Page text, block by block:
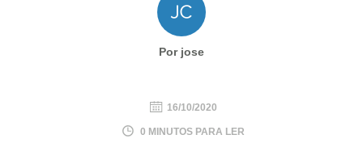
Por jose
16/10/2020
0 MINUTOS PARA LER